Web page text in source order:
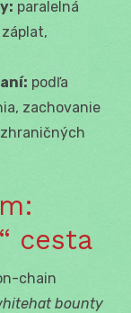
paralelná
podľa
zachovanie
cesta
chain
bounty